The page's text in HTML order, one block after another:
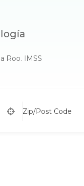
Roo. IMSS
Zip/Post Code